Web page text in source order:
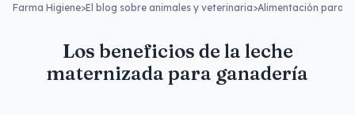
Farma Higiene>El blog sobre animales y veterinaria>Alimentación para
Los beneficios de la leche
maternizada para ganadería